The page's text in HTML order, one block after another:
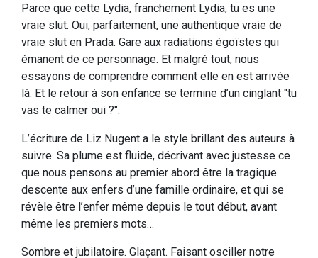
Parce que cette Lydia, franchement Lydia, tu es une
vraie slut. Oui, parfaitement, une authentique vraie de
vraie slut en Prada. Gare aux radiations égoïstes qui
émanent de ce personnage. Et malgré tout, nous
essayons de comprendre comment elle en est arrivée
là. Et le retour à son enfance se termine d’un cinglant "tu
vas te calmer oui ?".
L’écriture de Liz Nugent a le style brillant des auteurs à
suivre. Sa plume est fluide, décrivant avec justesse ce
que nous pensons au premier abord être la tragique
descente aux enfers d’une famille ordinaire, et qui se
révèle être l’enfer même depuis le tout début, avant
même les premiers mots…
Sombre et jubilatoire. Glaçant. Faisant osciller notre